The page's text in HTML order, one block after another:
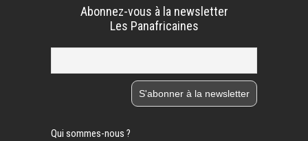
Abonnez-vous à la newsletter
Les Panafricaines
Qui sommes-nous ?